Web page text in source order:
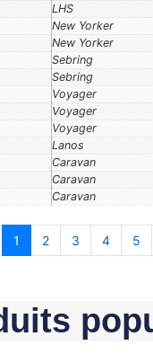
LHS
New Yorker
New Yorker
Sebring
Sebring
Voyager
Voyager
Voyager
Lanos
Caravan
Caravan
Caravan
1 2 3 4 5